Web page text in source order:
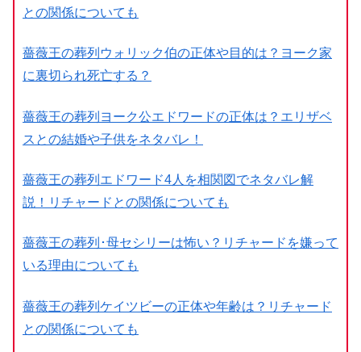
との関係についても
薔薇王の葬列ウォリック伯の正体や目的は？ヨーク家
に裏切られ死亡する？
薔薇王の葬列ヨーク公エドワードの正体は？エリザベ
スとの結婚や子供をネタバレ！
薔薇王の葬列エドワード4人を相関図でネタバレ解
説！リチャードとの関係についても
薔薇王の葬列･母セシリーは怖い？リチャードを嫌って
いる理由についても
薔薇王の葬列ケイツビーの正体や年齢は？リチャード
との関係についても